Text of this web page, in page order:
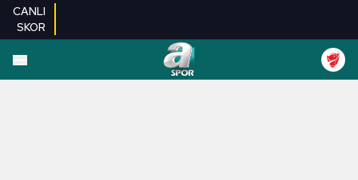
CANLI
SKOR